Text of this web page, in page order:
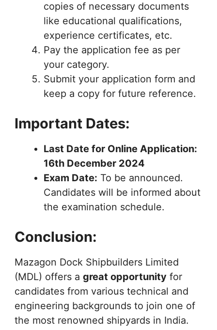
copies of necessary documents
like educational qualifications,
experience certificates, etc.
Pay the application fee as per
your category.
Submit your application form and
keep a copy for future reference.
Important Dates:
Last Date for Online Application:
16th December 2024
Exam Date: To be announced.
Candidates will be informed about
the examination schedule.
Conclusion:
Mazagon Dock Shipbuilders Limited
(MDL) offers a great opportunity for
candidates from various technical and
engineering backgrounds to join one of
the most renowned shipyards in India.